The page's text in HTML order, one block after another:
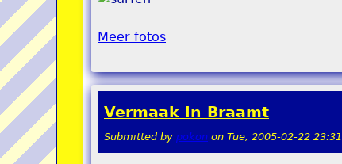
Meer fotos
Vermaak in Braamt
Submitted by pokon on Tue, 2005-02-22 23:31